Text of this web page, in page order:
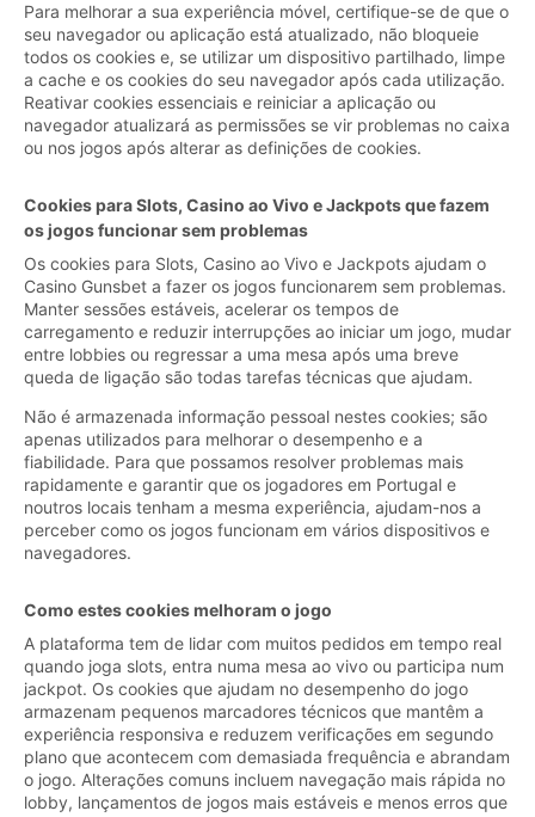
Para melhorar a sua experiência móvel, certifique-se de que o
seu navegador ou aplicação está atualizado, não bloqueie
todos os cookies e, se utilizar um dispositivo partilhado, limpe
a cache e os cookies do seu navegador após cada utilização.
Reativar cookies essenciais e reiniciar a aplicação ou
navegador atualizará as permissões se vir problemas no caixa
ou nos jogos após alterar as definições de cookies.
Cookies para Slots, Casino ao Vivo e Jackpots que fazem
os jogos funcionar sem problemas
Os cookies para Slots, Casino ao Vivo e Jackpots ajudam o
Casino Gunsbet a fazer os jogos funcionarem sem problemas.
Manter sessões estáveis, acelerar os tempos de
carregamento e reduzir interrupções ao iniciar um jogo, mudar
entre lobbies ou regressar a uma mesa após uma breve
queda de ligação são todas tarefas técnicas que ajudam.
Não é armazenada informação pessoal nestes cookies; são
apenas utilizados para melhorar o desempenho e a
fiabilidade. Para que possamos resolver problemas mais
rapidamente e garantir que os jogadores em Portugal e
noutros locais tenham a mesma experiência, ajudam-nos a
perceber como os jogos funcionam em vários dispositivos e
navegadores.
Como estes cookies melhoram o jogo
A plataforma tem de lidar com muitos pedidos em tempo real
quando joga slots, entra numa mesa ao vivo ou participa num
jackpot. Os cookies que ajudam no desempenho do jogo
armazenam pequenos marcadores técnicos que mantêm a
experiência responsiva e reduzem verificações em segundo
plano que acontecem com demasiada frequência e abrandam
o jogo. Alterações comuns incluem navegação mais rápida no
lobby, lançamentos de jogos mais estáveis e menos erros que